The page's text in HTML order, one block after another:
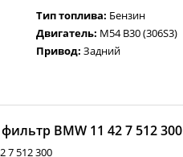
Тип топлива: Бензин
Двигатель: M54 B30 (306S3)
Привод: Задний
BMW 11 42 7 512 300
7 512 300